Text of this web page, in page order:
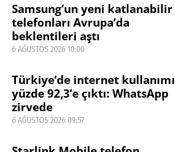
Samsung’un yeni katlanabilir
telefonları Avrupa’da
beklentileri aştı
6 AĞUSTOS 2026 10:00
Türkiye’de internet kullanımı
yüzde 92,3’e çıktı: WhatsApp
zirvede
6 AĞUSTOS 2026 09:57